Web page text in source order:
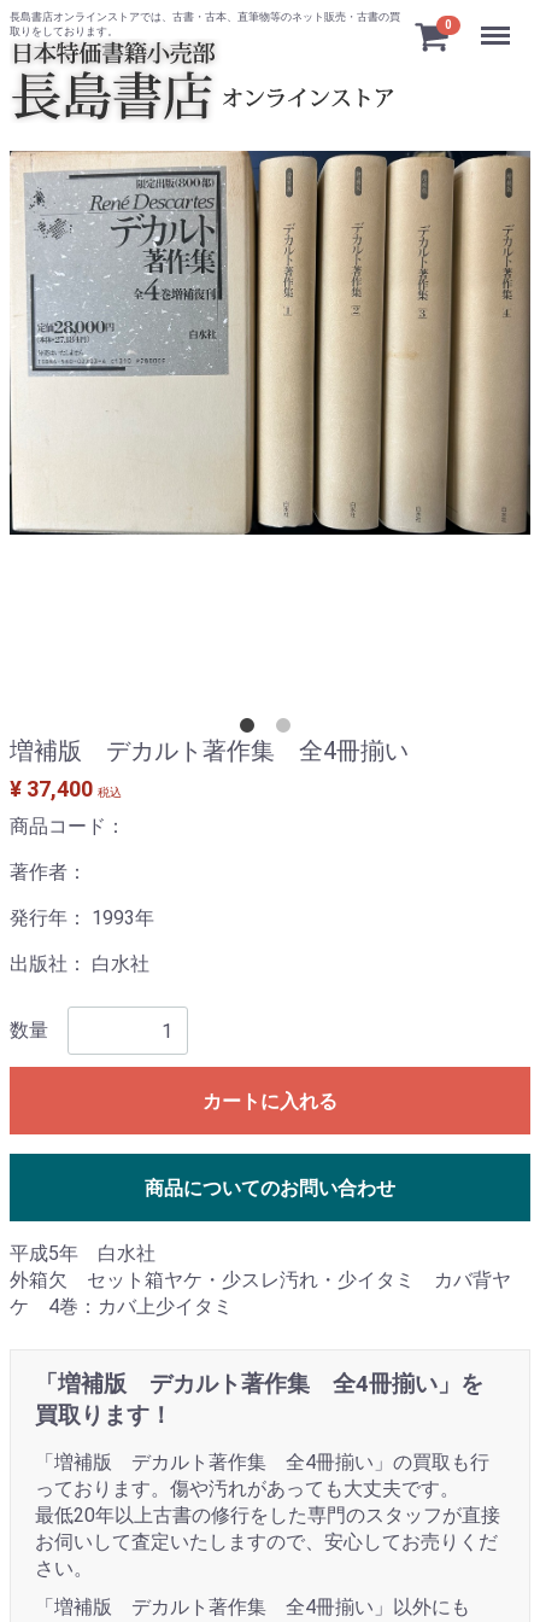
長島書店オンラインストアでは、古書・古本、直筆物等のネット販売・古書の買
取りをしております。
0 Menu
増補版 デカルト著作集 全4冊揃い
¥ 37,400 税込
商品コード：
著作者：
発行年： 1993年
出版社： 白水社
数量
カートに入れる
商品についてのお問い合わせ
平成5年 白水社
外箱欠 セット箱ヤケ・少スレ汚れ・少イタミ カバ背ヤ
ケ 4巻：カバ上少イタミ
「増補版 デカルト著作集 全4冊揃い」を
買取ります！
「増補版 デカルト著作集 全4冊揃い」の買取も行
っております。傷や汚れがあっても大丈夫です。
最低20年以上古書の修行をした専門のスタッフが直接
お伺いして査定いたしますので、安心してお売りくだ
さい。
「増補版 デカルト著作集 全4冊揃い」以外にも